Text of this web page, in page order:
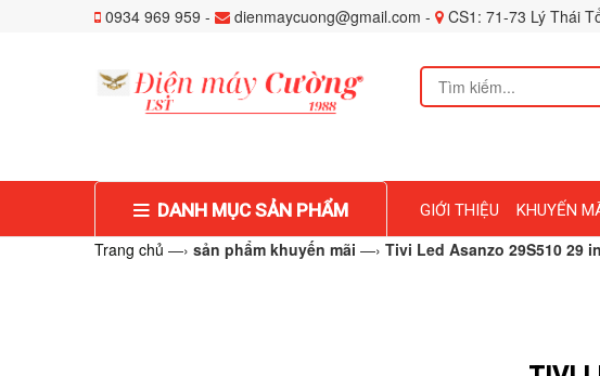
0934 969 959 - dienmaycuong@gmail.com - CS1: 71-73 Lý Thái
DANH MỤC SẢN PHẨM GIỚI THIỆU KHUYẾN
Trang chủ —› sản phẩm khuyến mãi —› Tivi Led Asanzo 29S510 29